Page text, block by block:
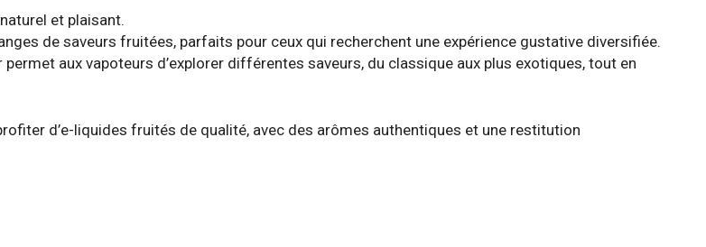
et plaisant.
de saveurs fruitées, parfaits pour ceux qui recherchent une expérience gustative diversifiée.
aux vapoteurs d’explorer différentes saveurs, du classique aux plus exotiques, tout en
d’e-liquides fruités de qualité, avec des arômes authentiques et une restitution